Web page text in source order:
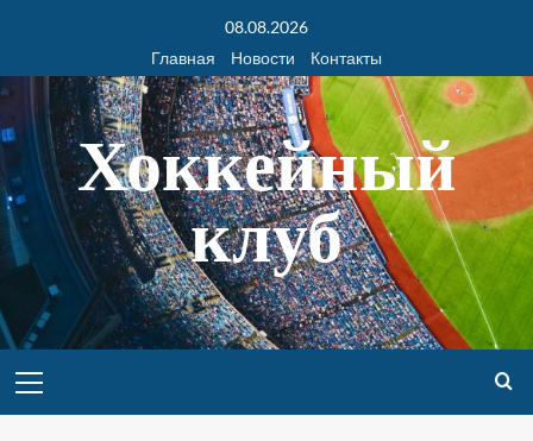
08.08.2026
Главная
Новости Контакты
Хоккейный
клуб